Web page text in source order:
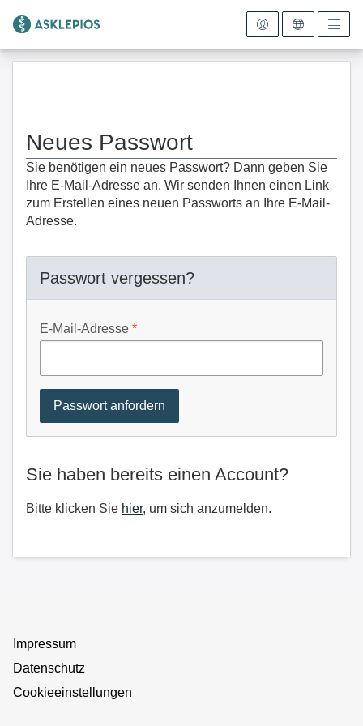
Zur Startseite
Neues Passwort
Sie benötigen ein neues Passwort? Dann geben Sie
Ihre E-Mail-Adresse an. Wir senden Ihnen einen Link
zum Erstellen eines neuen Passworts an Ihre E-Mail-
Adresse.
Passwort vergessen?
E-Mail-Adresse
Sie haben bereits einen Account?
Bitte klicken Sie hier, um sich anzumelden.
Impressum
Datenschutz
Cookieeinstellungen